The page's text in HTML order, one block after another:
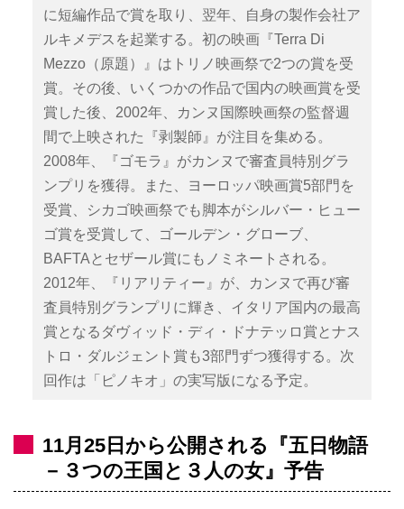
に短編作品で賞を取り、翌年、自身の製作会社ア
ルキメデスを起業する。初の映画『Terra Di
Mezzo（原題）』はトリノ映画祭で2つの賞を受
賞。その後、いくつかの作品で国内の映画賞を受
賞した後、2002年、カンヌ国際映画祭の監督週
間で上映された『剥製師』が注目を集める。
2008年、『ゴモラ』がカンヌで審査員特別グラ
ンプリを獲得。また、ヨーロッパ映画賞5部門を
受賞、シカゴ映画祭でも脚本がシルバー・ヒュー
ゴ賞を受賞して、ゴールデン・グローブ、
BAFTAとセザール賞にもノミネートされる。
2012年、『リアリティー』が、カンヌで再び審
査員特別グランプリに輝き、イタリア国内の最高
賞となるダヴィッド・ディ・ドナテッロ賞とナス
トロ・ダルジェント賞も3部門ずつ獲得する。次
回作は「ピノキオ」の実写版になる予定。
11月25日から公開される『五日物語
－３つの王国と３人の女』予告